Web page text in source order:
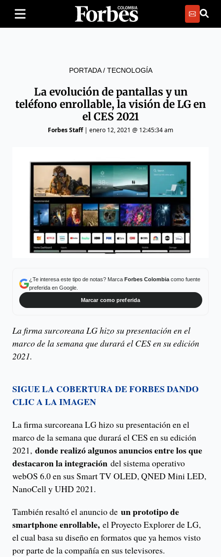
PORTADA/ TECNOLOGÍA
La evolución de pantallas y un
teléfono enrollable, la visión de LG en
el CES 2021
Forbes Staff| enero 12, 2021 @ 12:45:34 am
¿Te interesa este tipo de notas? Marca Forbes Colombiacomo fuente
preferida en Google.
Marcar como preferida
La firma surcoreana LG hizo su presentación en el
marco de la semana que durará el CES en su edición
2021.
SIGUE LA COBERTURA DE FORBES DANDO
CLIC A LA IMAGEN
La firma surcoreana LG hizo su presentación en el
marco de la semana que durará el CES en su edición
2021, donde realizó algunos anuncios entre los que
destacaron la integración del sistema operativo
webOS 6.0 en sus Smart TV OLED, QNED Mini LED,
NanoCell y UHD 2021.
También resaltó el anuncio de un prototipo de
smartphone enrollable, el Proyecto Explorer de LG,
el cual basa su diseño en formatos que ya hemos visto
por parte de la compañía en sus televisores.